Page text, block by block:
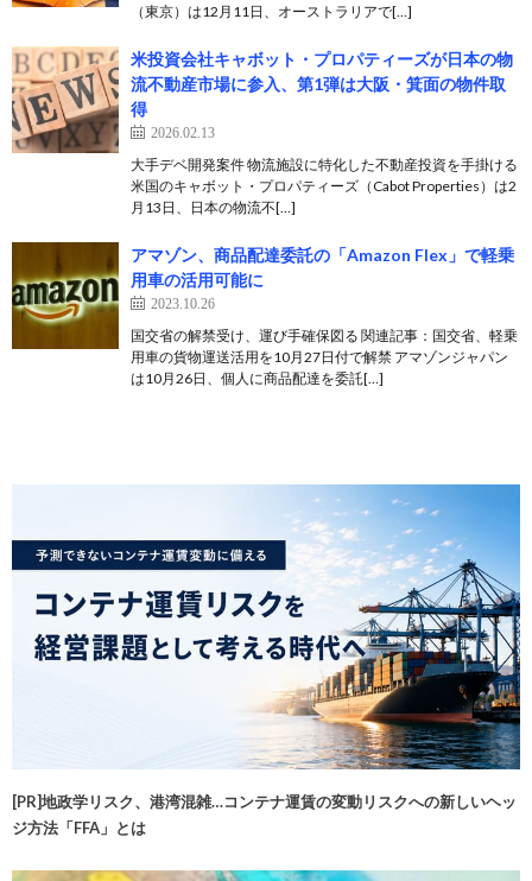
（東京）は12月11日、オーストラリアで[…]
米投資会社キャボット・プロパティーズが日本の物
流不動産市場に参入、第1弾は大阪・箕面の物件取
得
2026.02.13
大手デベ開発案件 物流施設に特化した不動産投資を手掛ける
米国のキャボット・プロパティーズ（Cabot Properties）は2
月13日、日本の物流不[…]
アマゾン、商品配達委託の「Amazon Flex」で軽乗
用車の活用可能に
2023.10.26
国交省の解禁受け、運び手確保図る 関連記事：国交省、軽乗
用車の貨物運送活用を10月27日付で解禁 アマゾンジャパン
は10月26日、個人に商品配達を委託[…]
[PR]地政学リスク、港湾混雑…コンテナ運賃の変動リスクへの新しいヘッ
ジ方法「FFA」とは